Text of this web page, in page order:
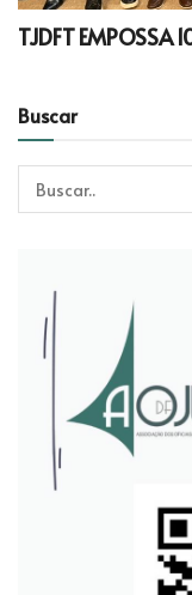
TJDFT EMPOSSA
Buscar